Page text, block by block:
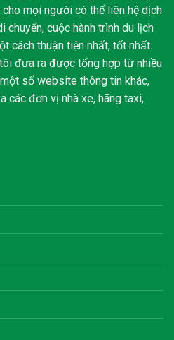
mọi người có thể liên hệ dịch
chuyển, cuộc hành trình du lịch
cách thuận tiện nhất, tốt nhất.
đưa ra được tổng hợp từ nhiều
số website thông tin khác,
các đơn vị nhà xe, hãng taxi,